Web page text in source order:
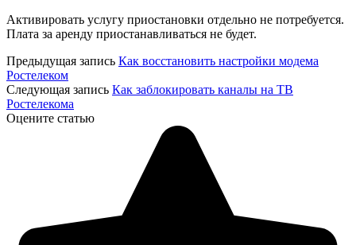
Активировать услугу приостановки отдельно не потребуется.
Плата за аренду приостанавливаться не будет.
Предыдущая запись Как восстановить настройки модема
Ростелеком
Следующая запись Как заблокировать каналы на ТВ
Ростелекома
Оцените статью